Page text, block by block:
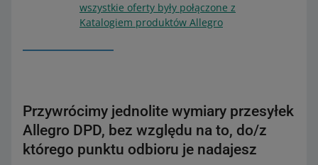
wszystkie oferty były połączone z
Katalogiem produktów Allegro
Przywrócimy jednolite wymiary przesyłek
Allegro DPD, bez względu na to, do/z
którego punktu odbioru je nadajesz